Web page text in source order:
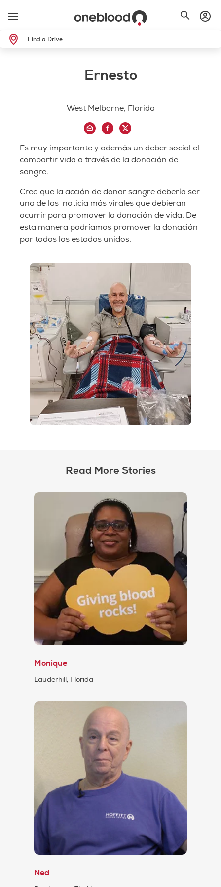
Find a Drive
Ernesto
West Melborne, Florida
Es muy importante y además un deber social el
compartir vida a través de la donación de
sangre.
Creo que la acción de donar sangre debería ser
una de las noticia más virales que debieran
ocurrir para promover la donación de vida. De
esta manera podríamos promover la donación
por todos los estados unidos.
Read More Stories
Monique
Lauderhill, Florida
Ned